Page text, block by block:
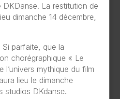
DKDanse. La restitution de
dimanche 14 décembre,
parfaite, que la
chorégraphique « Le
l’univers mythique du film
lieu le dimanche
studios DKdanse.